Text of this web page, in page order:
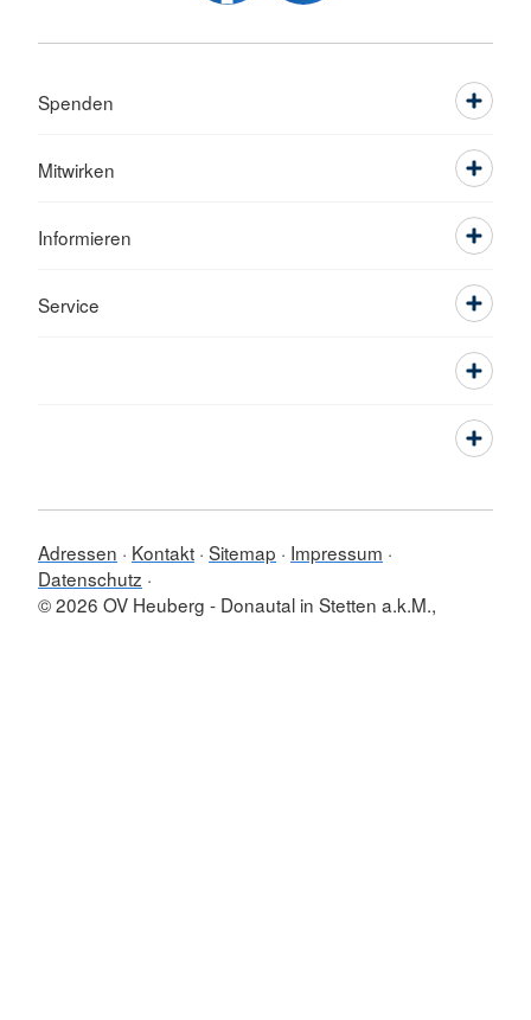
Spenden
Mitwirken
Informieren
Service
Adressen Kontakt Sitemap
Impressum
Datenschutz
© 2026 OV Heuberg - Donautal in Stetten a.k.M.,